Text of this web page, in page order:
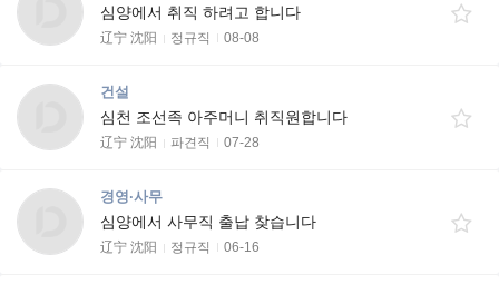
심양에서 취직 하려고 합니다
辽宁 沈阳 정규직 08-08
건설
심천 조선족 아주머니 취직원합니다
辽宁 沈阳 파견직 07-28
경영·사무
심양에서 사무직 출납 찾습니다
辽宁 沈阳 정규직 06-16